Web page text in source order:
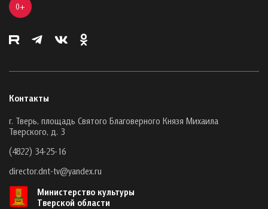
0+
Контакты
г. Тверь, площадь Святого Благоверного Князя Михаила
Тверского, д. 3
(4822) 34-25-16
director.dnt-tv@yandex.ru
Министерство культуры
Тверской области